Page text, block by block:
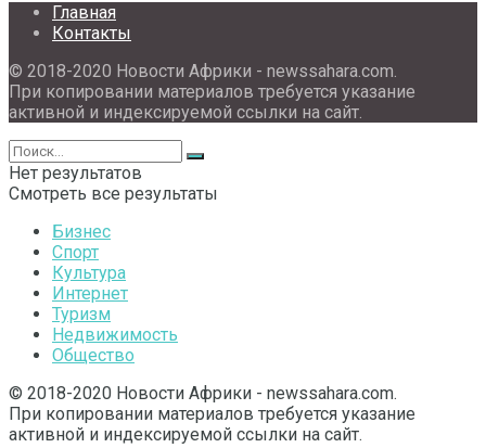
Главная
Контакты
© 2018-2020 Новости Африки - newssahara.com.
При копировании материалов требуется указание
активной и индексируемой ссылки на сайт.
Нет результатов
Смотреть все результаты
Бизнес
Спорт
Культура
Интернет
Туризм
Недвижимость
Общество
© 2018-2020 Новости Африки - newssahara.com.
При копировании материалов требуется указание
активной и индексируемой ссылки на сайт.